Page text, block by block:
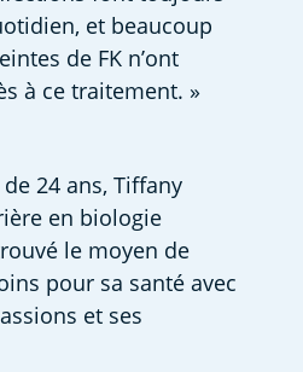
et beaucoup
de FK n’ont
à ce traitement. »
24 ans, Tiffany
en biologie
le moyen de
pour sa santé avec
et ses